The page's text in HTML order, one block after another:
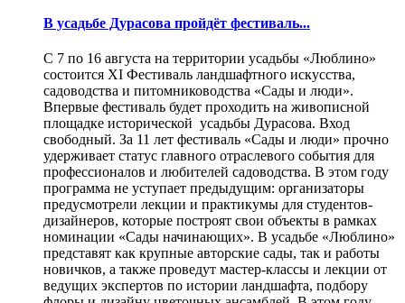
В усадьбе Дурасова пройдёт фестиваль...
С 7 по 16 августа на территории усадьбы «Люблино»
состоится XI Фестиваль ландшафтного искусства,
садоводства и питомниководства «Сады и люди».
Впервые фестиваль будет проходить на живописной
площадке исторической усадьбы Дурасова. Вход
свободный. За 11 лет фестиваль «Сады и люди» прочно
удерживает статус главного отраслевого события для
профессионалов и любителей садоводства. В этом году
программа не уступает предыдущим: организаторы
предусмотрели лекции и практикумы для студентов-
дизайнеров, которые построят свои объекты в рамках
номинации «Сады начинающих». В усадьбе «Люблино»
представят как крупные авторские сады, так и работы
новичков, а также проведут мастер-классы и лекции от
ведущих экспертов по истории ландшафта, подбору